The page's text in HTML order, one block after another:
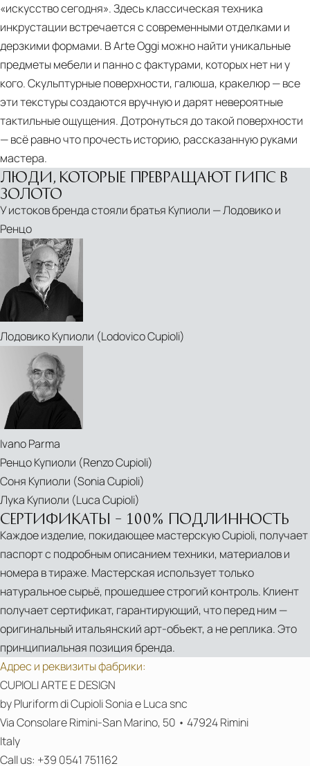
«искусство сегодня». Здесь классическая техника
инкрустации встречается с современными отделками и
дерзкими формами. В Arte Oggi можно найти уникальные
предметы мебели и панно с фактурами, которых нет ни у
кого. Скульптурные поверхности, галюша, кракелюр — все
эти текстуры создаются вручную и дарят невероятные
тактильные ощущения. Дотронуться до такой поверхности
— всё равно что прочесть историю, рассказанную руками
мастера.
ЛЮДИ, КОТОРЫЕ ПРЕВРАЩАЮТ ГИПС В
ЗОЛОТО
У истоков бренда стояли братья Купиоли — Лодовико и
Ренцо
Лодовико Купиоли (Lodovico Cupioli)
Ivano Parma
Ренцо Купиоли (Renzo Cupioli)
Соня Купиоли (Sonia Cupioli)
Лука Купиоли (Luca Cupioli)
СЕРТИФИКАТЫ – 100% ПОДЛИННОСТЬ
Каждое изделие, покидающее мастерскую Cupioli, получает
паспорт с подробным описанием техники, материалов и
номера в тираже. Мастерская использует только
натуральное сырьё, прошедшее строгий контроль. Клиент
получает сертификат, гарантирующий, что перед ним —
оригинальный итальянский арт-объект, а не реплика. Это
принципиальная позиция бренда.
Адрес и реквизиты фабрики:
CUPIOLI ARTE E DESIGN
by Pluriform di Cupioli Sonia e Luca snc
Via Consolare Rimini-San Marino, 50 • 47924 Rimini
Italy
Call us: +39 0541 751162